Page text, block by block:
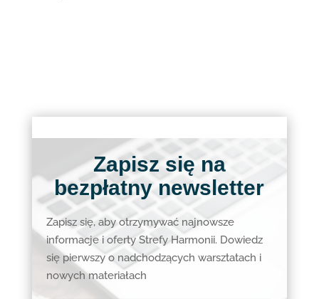
Zapisz się na
bezpłatny newsletter
Zapisz się, aby otrzymywać najnowsze
informacje i oferty Strefy Harmonii. Dowiedz
się pierwszy o nadchodzących warsztatach i
nowych materiałach